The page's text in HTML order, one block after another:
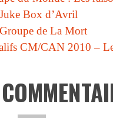
Box d’Avril
de La Mort
CM/CAN 2010 –